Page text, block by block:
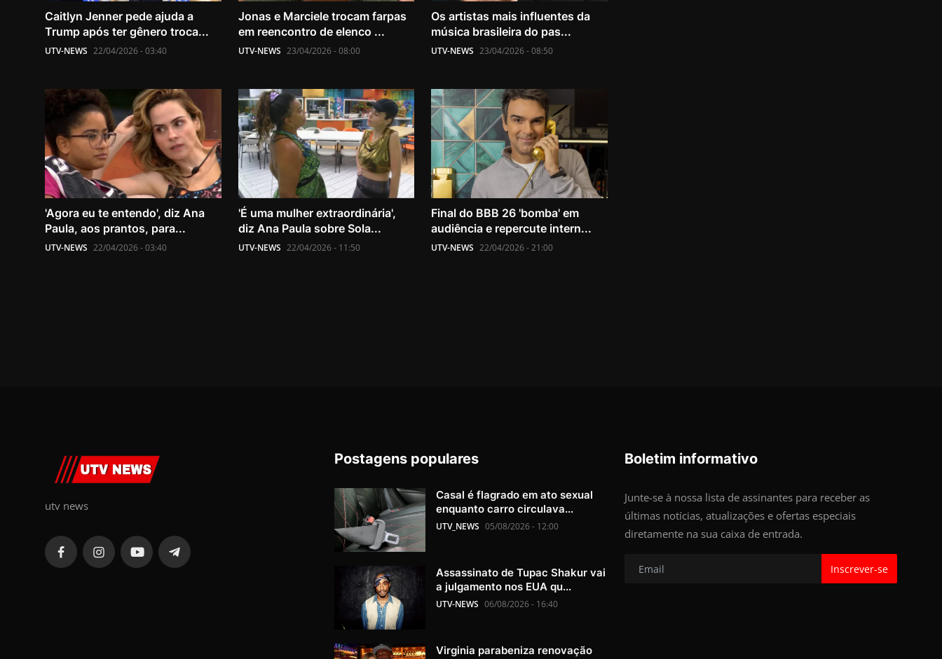
Caitlyn Jenner pede ajuda a
Trump após ter gênero troca...
UTV-NEWS 22/04/2026 - 03:40
Jonas e Marciele trocam farpas
em reencontro de elenco ...
UTV-NEWS 23/04/2026 - 08:00
Os artistas mais influentes da
música brasileira do pas...
UTV-NEWS 23/04/2026 - 08:50
'Agora eu te entendo', diz Ana
Paula, aos prantos, para...
UTV-NEWS 22/04/2026 - 03:40
'É uma mulher extraordinária',
diz Ana Paula sobre Sola...
UTV-NEWS 22/04/2026 - 11:50
Final do BBB 26 'bomba' em
audiência e repercute intern...
UTV-NEWS 22/04/2026 - 21:00
utv news
Postagens populares
Casal é flagrado em ato sexual
enquanto carro circulava...
UTV_NEWS 05/08/2026 - 12:00
Assassinato de Tupac Shakur vai
a julgamento nos EUA qu...
UTV-NEWS 06/08/2026 - 16:40
Virginia parabeniza renovação
Boletim informativo
Junte-se à nossa lista de assinantes para receber as
últimas notícias, atualizações e ofertas especiais
diretamente na sua caixa de entrada.
Inscrever-se